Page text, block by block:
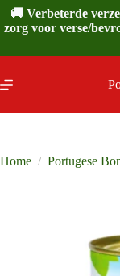
Ga
naar
de
🚚 Verbeterde
zorg voor verse/
Home / Portugese